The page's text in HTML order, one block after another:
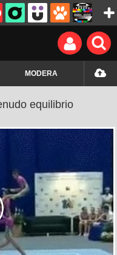
MODERA
equilibrio